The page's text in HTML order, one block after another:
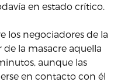
en estado crítico.
los negociadores de la
la masacre aquella
aunque las
en contacto con él